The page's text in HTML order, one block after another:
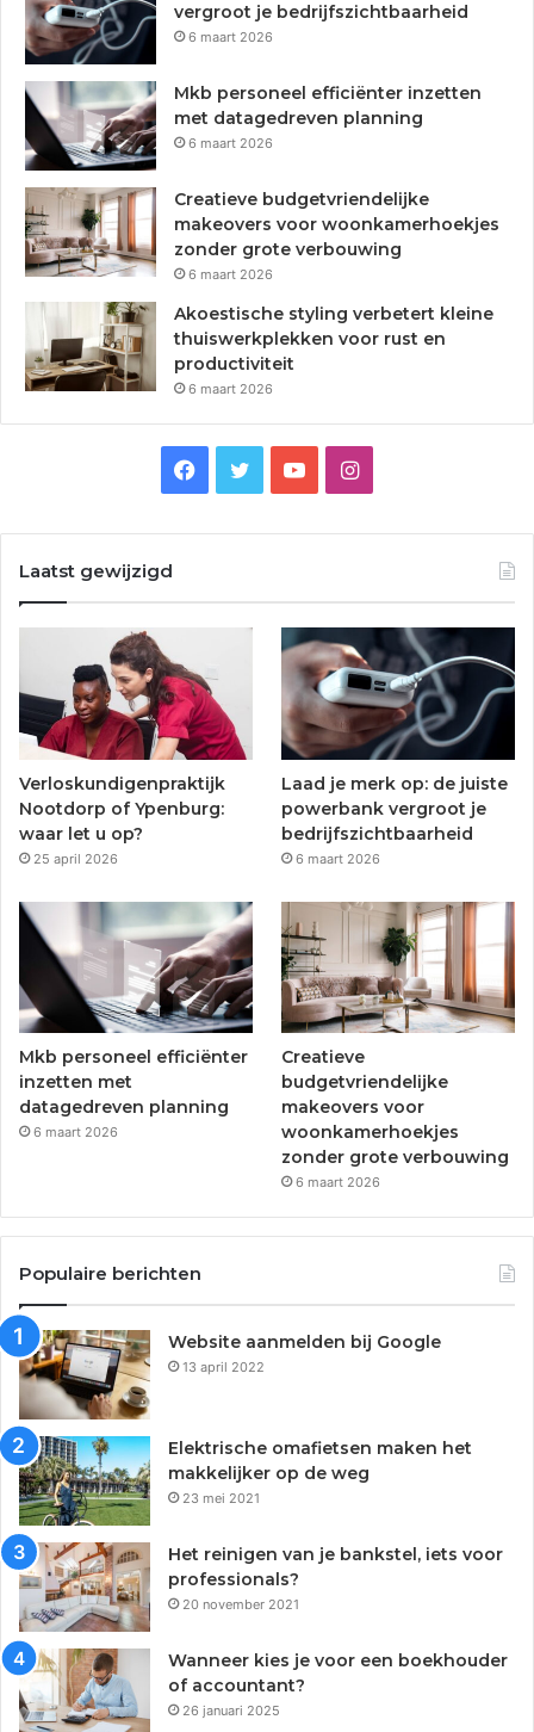
vergroot je bedrijfszichtbaarheid
6 maart 2026
Mkb personeel efficiënter inzetten
met datagedreven planning
6 maart 2026
Creatieve budgetvriendelijke
makeovers voor woonkamerhoekjes
zonder grote verbouwing
6 maart 2026
Akoestische styling verbetert kleine
thuiswerkplekken voor rust en
productiviteit
6 maart 2026
o
o
k
r
u
b
e
I
a
g
r
a
m
Laatst gewijzigd
Verloskundigenpraktijk
Nootdorp of Ypenburg:
waar let u op?
25 april 2026
Laad je merk op: de juiste
powerbank vergroot je
bedrijfszichtbaarheid
6 maart 2026
Mkb personeel efficiënter
inzetten met
datagedreven planning
6 maart 2026
Creatieve
budgetvriendelijke
makeovers voor
woonkamerhoekjes
zonder grote verbouwing
6 maart 2026
Populaire berichten
Website aanmelden bij Google
13 april 2022
Elektrische omafietsen maken het
makkelijker op de weg
23 mei 2021
Het reinigen van je bankstel, iets voor
professionals?
20 november 2021
Wanneer kies je voor een boekhouder
of accountant?
26 januari 2025